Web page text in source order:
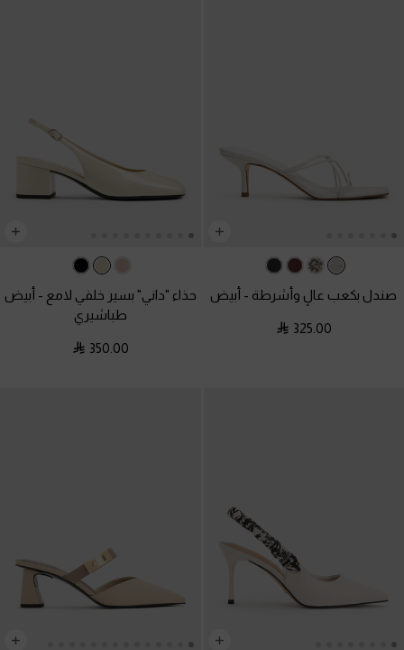
صندل بكعب عالٍ وأشرطة - أبيض
325.00
حذاء "داني" بسير خلفي لامع - أبيض
طباشيري
350.00